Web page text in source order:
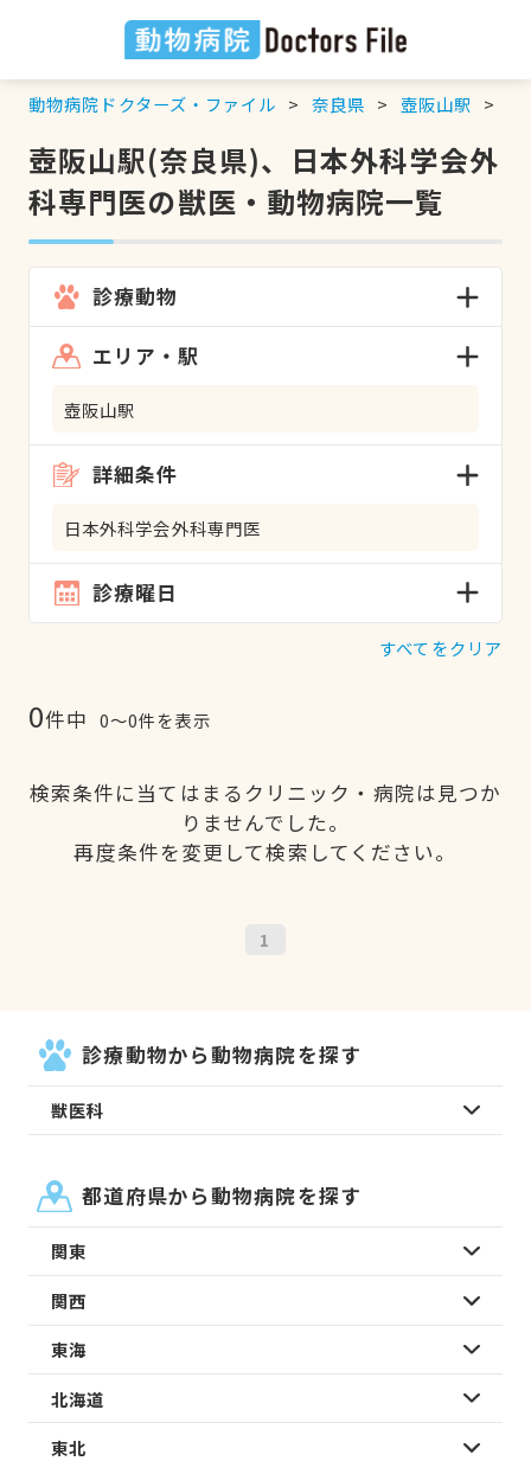
動物病院ドクターズ・ファイル 奈良県 壺阪山駅
壺阪山駅(奈良県)、日本外科学会外
科専門医の獣医・動物病院一覧
診療動物
エリア・駅
壺阪山駅
詳細条件
日本外科学会外科専門医
診療曜日
すべてをクリア
0件中 0〜0件を表示
検索条件に当てはまるクリニック・病院は見つか
りませんでした。
再度条件を変更して検索してください。
1
診療動物から動物病院を探す
獣医科
都道府県から動物病院を探す
関東
関西
東海
北海道
東北